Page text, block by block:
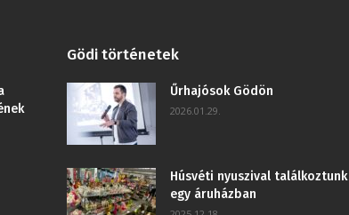
Gödi történetek
Űrhajósok Gödön
2026.01.29.
Húsvéti nyuszival találkoztunk
egy áruházban